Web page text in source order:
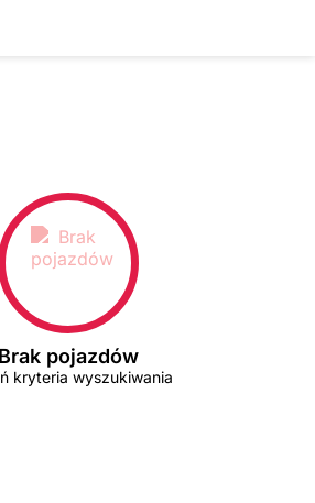
Brak pojazdów
kryteria wyszukiwania